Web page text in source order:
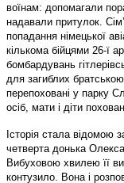
воїнам: допомагали
надавали притулок.
попадання німецької
кількома бійцями 26-ї
бомбардувань
для загиблих
перепоховані у парку
осіб, мати і діти
Історія стала
четверта донька
Вибуховою хвилею її
контузило. Вона і